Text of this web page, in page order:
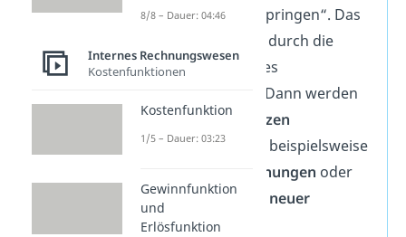
sinken — also „springen“. Das
passiert oftmals durch die
Erweiterung eines
Unternehmens. Dann werden
bestimmteGrenzen
überschritten
–- beispielsweise
Mieterhöhungen oder
die Anschaffung neuer
Maschinen
8/8 – Dauer: 04:46
Internes Rechnungswesen
Kostenfunktionen
Kostenfunktion
1/5 – Dauer: 03:23
Gewinnfunktion
und
Erlösfunktion